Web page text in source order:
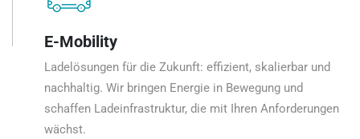
E-Mobility
Ladelösungen für die Zukunft: effizient, skalierbar und
nachhaltig. Wir bringen Energie in Bewegung und
schaffen Ladeinfrastruktur, die mit Ihren Anforderungen
wächst.